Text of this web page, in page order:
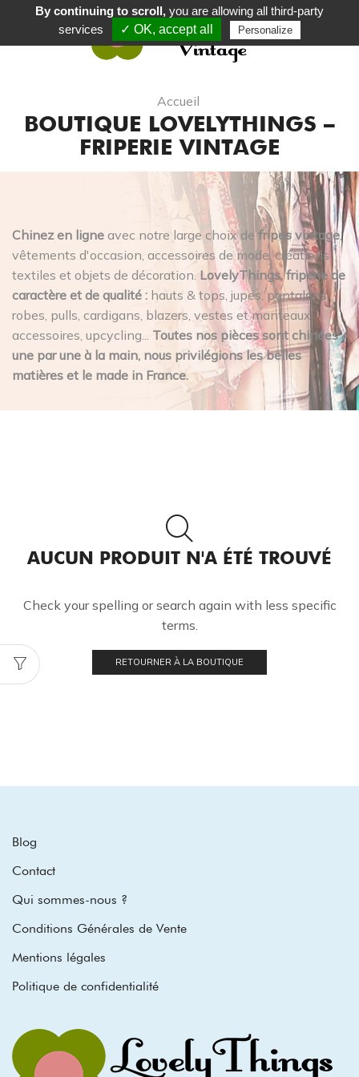
Accueil
BOUTIQUE LOVELYTHINGS –
FRIPERIE VINTAGE
Chinez en ligne avec notre large choix defripes vintage,
vêtements d'occasion, accessoires de mode, créations
textiles et objets de décoration. LovelyThings, friperie de
caractère et de qualité : hauts & tops, jupes, pantalons,
robes, pulls, cardigans, blazers, vestes et manteaux,
accessoires, upcycling... Toutes nos pièces sont chinées
une par une à la main, nous privilégions les belles
matières et le made in France.
AUCUN PRODUIT N'A ÉTÉ TROUVÉ
Check your spelling or search again with less specific
terms.
RETOURNER À LA BOUTIQUE
Blog
Contact
Qui sommes-nous ?
Conditions Générales de Vente
Mentions légales
Politique de confidentialité
By continuing to scroll,you are allowing all third-party
services
✓ OK, accept all Personalize